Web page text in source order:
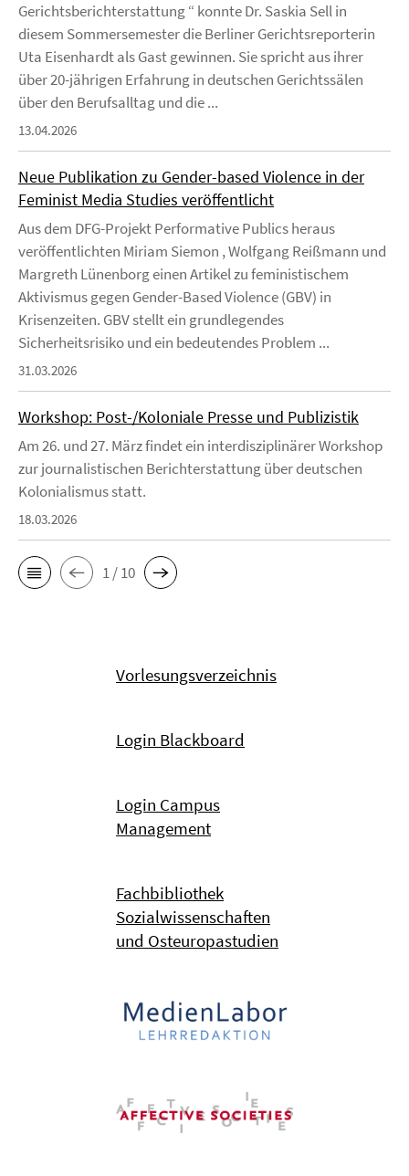
Gerichtsberichterstattung “ konnte Dr. Saskia Sell in
diesem Sommersemester die Berliner Gerichtsreporterin
Uta Eisenhardt als Gast gewinnen. Sie spricht aus ihrer
über 20-jährigen Erfahrung in deutschen Gerichtssälen
über den Berufsalltag und die ...
13.04.2026
Neue Publikation zu Gender-based Violence in der
Feminist Media Studies veröffentlicht
Aus dem DFG-Projekt Performative Publics heraus
veröffentlichten Miriam Siemon , Wolfgang Reißmann und
Margreth Lünenborg einen Artikel zu feministischem
Aktivismus gegen Gender-Based Violence (GBV) in
Krisenzeiten. GBV stellt ein grundlegendes
Sicherheitsrisiko und ein bedeutendes Problem ...
31.03.2026
Workshop: Post-/Koloniale Presse und Publizistik
Am 26. und 27. März findet ein interdisziplinärer Workshop
zur journalistischen Berichterstattung über deutschen
Kolonialismus statt.
18.03.2026
1 / 10
Vorlesungsverzeichnis
Login Blackboard
Login Campus
Management
Fachbibliothek
Sozialwissenschaften
und Osteuropastudien